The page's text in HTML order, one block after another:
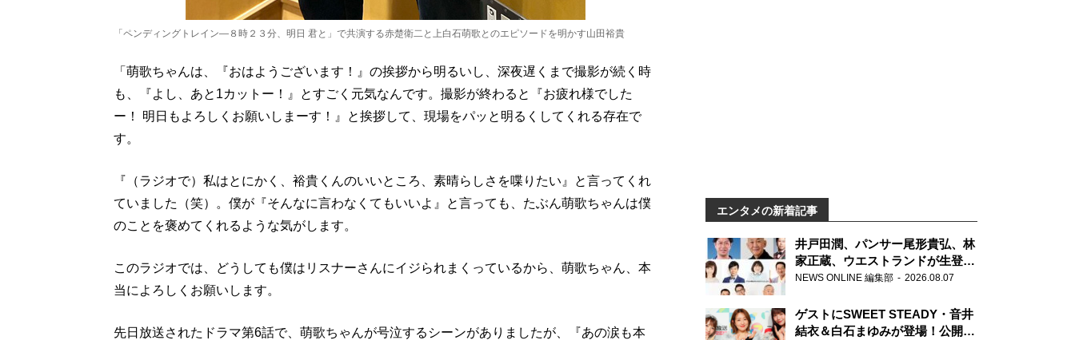
「ペンディングトレイン―８時２３分、明日 君と」で共演する赤楚衛二と上白石萌歌とのエピソードを明かす山田裕貴
「萌歌ちゃんは、『おはようございます！』の挨拶から明るいし、深夜遅くまで撮影が続く時
も、『よし、あと1カットー！』とすごく元気なんです。撮影が終わると『お疲れ様でした
ー！ 明日もよろしくお願いしまーす！』と挨拶して、現場をパッと明るくしてくれる存在で
す。
『（ラジオで）私はとにかく、裕貴くんのいいところ、素晴らしさを喋りたい』と言ってくれ
ていました（笑）。僕が『そんなに言わなくてもいいよ』と言っても、たぶん萌歌ちゃんは僕
のことを褒めてくれるような気がします。
このラジオでは、どうしても僕はリスナーさんにイジられまくっているから、萌歌ちゃん、本
当によろしくお願いします。
先日放送されたドラマ第6話で、萌歌ちゃんが号泣するシーンがありましたが、『あの涙も本
エンタメの新着記事
井戸田潤、パンサー尾形貴弘、林
家正蔵、ウエストランドが生登
場！『ラジオビバリー昼ズ』
NEWS ONLINE 編集部 2026.08.07
ゲストにSWEET STEADY・音井
結衣＆白石まゆみが登場！公開収